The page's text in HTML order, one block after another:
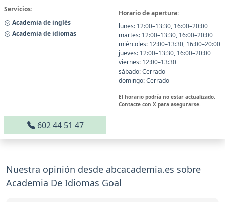
Servicios:
Academia de inglés
Academia de idiomas
Horario de apertura:
lunes: 12:00–13:30, 16:00–20:00
martes: 12:00–13:30, 16:00–20:00
miércoles: 12:00–13:30, 16:00–20:00
jueves: 12:00–13:30, 16:00–20:00
viernes: 12:00–13:30
sábado: Cerrado
domingo: Cerrado
El horario podría no estar actualizado.
Contacte con X para asegurarse.
602 44 51 47
Nuestra opinión desde abcacademia.es sobre
Academia De Idiomas Goal